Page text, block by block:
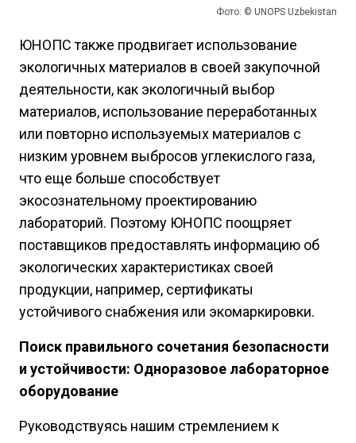
Фото: © UNOPS Uzbekistan
ЮНОПС также продвигает использование
экологичных материалов в своей закупочной
деятельности, как экологичный выбор
материалов, использование переработанных
или повторно используемых материалов с
низким уровнем выбросов углекислого газа,
что еще больше способствует
экосознательному проектированию
лабораторий. Поэтому ЮНОПС поощряет
поставщиков предоставлять информацию об
экологических характеристиках своей
продукции, например, сертификаты
устойчивого снабжения или экомаркировки.
Поиск правильного сочетания безопасности
и устойчивости: Одноразовое лабораторное
оборудование
Руководствуясь нашим стремлением к